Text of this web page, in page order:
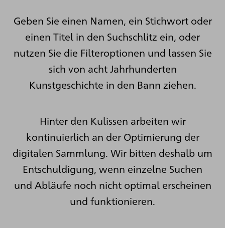
Geben Sie einen Namen, ein Stichwort oder
einen Titel in den Suchschlitz ein, oder
nutzen Sie die Filteroptionen und lassen Sie
sich von acht Jahrhunderten
Kunstgeschichte in den Bann ziehen.
Hinter den Kulissen arbeiten wir
kontinuierlich an der Optimierung der
digitalen Sammlung. Wir bitten deshalb um
Entschuldigung, wenn einzelne Suchen
und Abläufe noch nicht optimal erscheinen
und funktionieren.